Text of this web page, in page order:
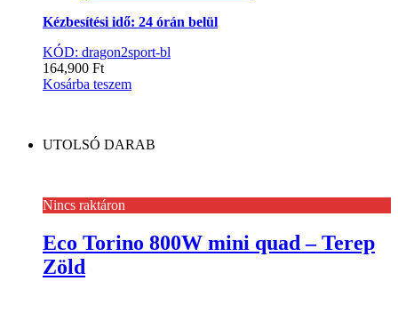
Kézbesítési idő: 24 órán belül
KÓD: dragon2sport-bl
164,900 Ft
Kosárba teszem
UTOLSÓ DARAB
Nincs raktáron
Eco Torino 800W mini quad – Terep
Zöld